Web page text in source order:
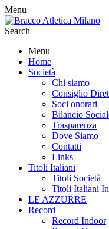
Menu
Search
Menu
Home
Società
Chi siamo
Consiglio
Soci onorari
Bilancio
Trasparenza
Dove Siamo
Contatti
Links
Titoli Italiani
Titoli Società
Titoli Italiani
LE AZZURRE
Record
Record Indoor